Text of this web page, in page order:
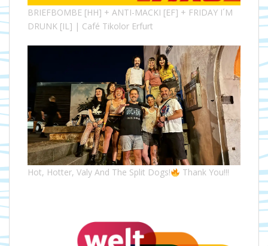
BRIEFBOMBE [HH] + ANTI-MACKI [EF] + FRIDAY I´M
DRUNK [IL] | Café Tikolor Erfurt
Hot, Hotter, Valy And The Split Dogs! Thank You!!!